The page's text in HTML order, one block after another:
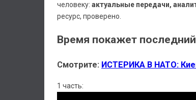
человеку: актуальные передачи,
ресурс, проверено.
Время покажет
Смотрите: ИСТЕРИКА В НАТО:
1 часть: